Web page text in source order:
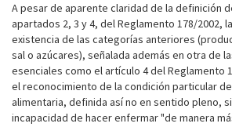
A pesar de aparente claridad de la definición
apartados 2, 3 y 4, del Reglamento 178/2002,
existencia de las categorías anteriores
sal o azúcares), señalada además en otra de
esenciales como el artículo 4 del Reglamento
el reconocimiento de la condición particular
alimentaria, definida así no en sentido pleno,
incapacidad de hacer enfermar "de manera